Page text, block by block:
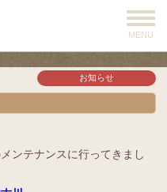
MENU
お知らせ
ンテナンスに行ってきまし